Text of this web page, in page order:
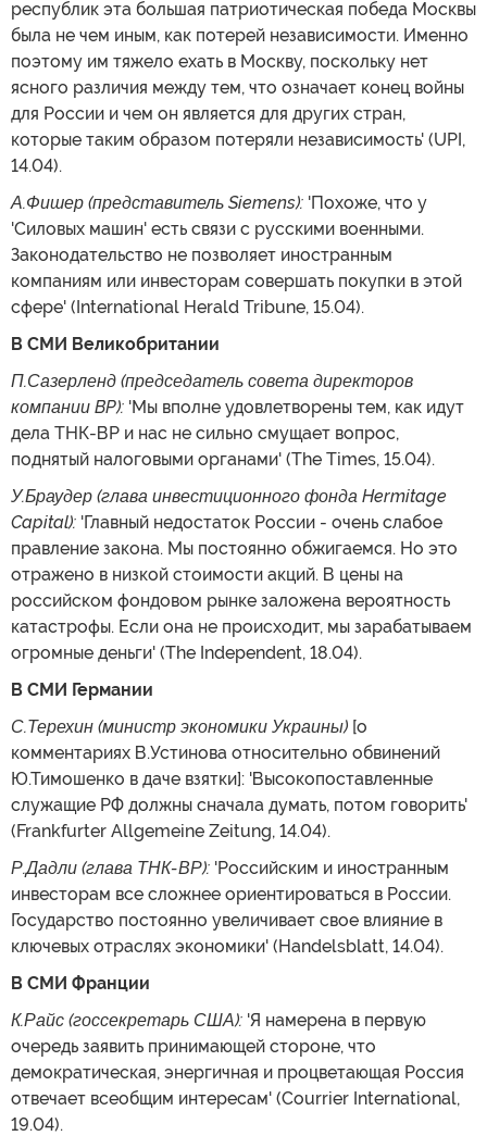
республик эта большая патриотическая победа Москвы
была не чем иным, как потерей независимости. Именно
поэтому им тяжело ехать в Москву, поскольку нет
ясного различия между тем, что означает конец войны
для России и чем он является для других стран,
которые таким образом потеряли независимость' (UPI,
14.04).
А.Фишер (представитель Siemens): 'Похоже, что у
'Силовых машин' есть связи с русскими военными.
Законодательство не позволяет иностранным
компаниям или инвесторам совершать покупки в этой
сфере' (International Herald Tribune, 15.04).
В СМИ Великобритании
П.Сазерленд (председатель совета директоров
компании BP): 'Мы вполне удовлетворены тем, как идут
дела ТНК-ВР и нас не сильно смущает вопрос,
поднятый налоговыми органами' (The Times, 15.04).
У.Браудер (глава инвестиционного фонда Hermitage
Capital): 'Главный недостаток России - очень слабое
правление закона. Мы постоянно обжигаемся. Но это
отражено в низкой стоимости акций. В цены на
российском фондовом рынке заложена вероятность
катастрофы. Если она не происходит, мы зарабатываем
огромные деньги' (The Independent, 18.04).
В СМИ Германии
С.Терехин (министр экономики Украины) [о
комментариях В.Устинова относительно обвинений
Ю.Тимошенко в даче взятки]: 'Высокопоставленные
служащие РФ должны сначала думать, потом говорить'
(Frankfurter Allgemeine Zeitung, 14.04).
Р.Дадли (глава ТНК-ВР): 'Российским и иностранным
инвесторам все сложнее ориентироваться в России.
Государство постоянно увеличивает свое влияние в
ключевых отраслях экономики' (Handelsblatt, 14.04).
В СМИ Франции
К.Райс (госсекретарь США): 'Я намерена в первую
очередь заявить принимающей стороне, что
демократическая, энергичная и процветающая Россия
отвечает всеобщим интересам' (Courrier International,
19.04).